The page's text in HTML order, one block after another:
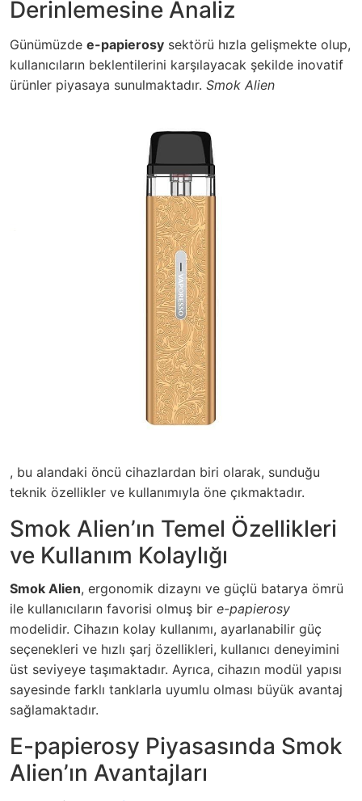
Derinlemesine Analiz
Günümüzde e-papierosy sektörü hızla gelişmekte olup,
kullanıcıların beklentilerini karşılayacak şekilde inovatif
ürünler piyasaya sunulmaktadır. Smok Alien
, bu alandaki öncü cihazlardan biri olarak, sunduğu
teknik özellikler ve kullanımıyla öne çıkmaktadır.
Smok Alien’ın Temel Özellikleri
ve Kullanım Kolaylığı
Smok Alien, ergonomik dizaynı ve güçlü batarya ömrü
ile kullanıcıların favorisi olmuş bir e-papierosy
modelidir. Cihazın kolay kullanımı, ayarlanabilir güç
seçenekleri ve hızlı şarj özellikleri, kullanıcı deneyimini
üst seviyeye taşımaktadır. Ayrıca, cihazın modül yapısı
sayesinde farklı tanklarla uyumlu olması büyük avantaj
sağlamaktadır.
E-papierosy Piyasasında Smok
Alien’ın Avantajları